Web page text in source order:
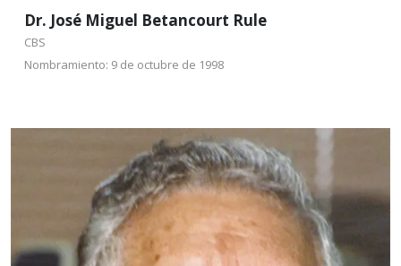
Dr. José Miguel Betancourt Rule
CBS
Nombramiento: 9 de octubre de 1998
Dr. José Ramírez
Pulido
CBS
Nombramiento: 19 y 20 de